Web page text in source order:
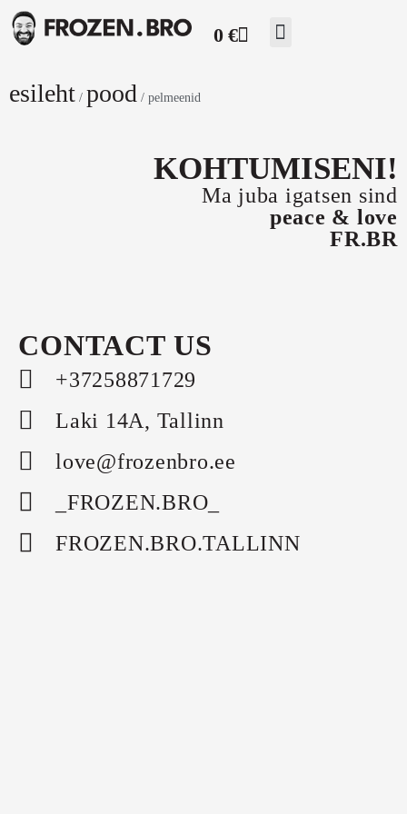
0 €
esileht / pood / pelmeenid
KOHTUMISENI!
Ma juba igatsen sind
peace & love
FR.BR
CONTACT US
+37258871729
Laki 14A, Tallinn
love@frozenbro.ee
_FROZEN.BRO_
FROZEN.BRO.TALLINN